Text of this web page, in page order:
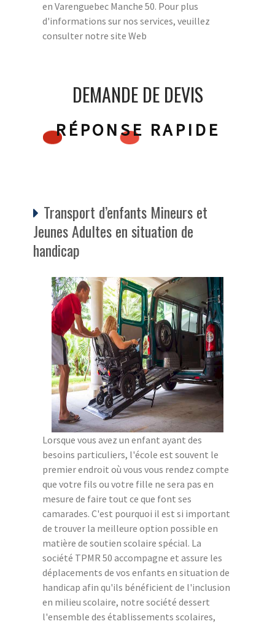
en Varenguebec Manche 50. Pour plus
d'informations sur nos services, veuillez
consulter notre site Web
DEMANDE DE DEVIS
RÉPONSE RAPIDE
Transport d’enfants Mineurs et
Jeunes Adultes en situation de
handicap
Lorsque vous avez un enfant ayant des
besoins particuliers, l'école est souvent le
premier endroit où vous vous rendez compte
que votre fils ou votre fille ne sera pas en
mesure de faire tout ce que font ses
camarades. C'est pourquoi il est si important
de trouver la meilleure option possible en
matière de soutien scolaire spécial. La
société TPMR 50 accompagne et assure les
déplacements de vos enfants en situation de
handicap afin qu'ils bénéficient de l'inclusion
en milieu scolaire, notre société dessert
l'ensemble des établissements scolaires,